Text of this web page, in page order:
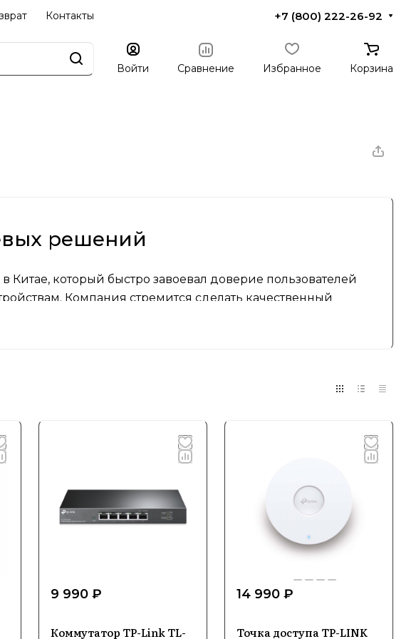
Контакты +7 (800) 222-26-92
Войти Сравнение Избранное Корзина
решений
который быстро завоевал доверие пользователей
Компания стремится сделать качественный
ассортимент продуктов для дома и офиса.
в России и по всему миру.
направления
усилители сигнала, коммутаторы, адаптеры и другое
проводных сетей. Ассортимент охватывает как бытовые,
сценариев использования.
современных технологий, которые обеспечивают
соединение. В основе успеха Tp-Link лежат
продуктов, что делает их надежным
9 990 ₽
Коммутатор TP-Link TL-
14 990 ₽
Точка доступа TP-LINK